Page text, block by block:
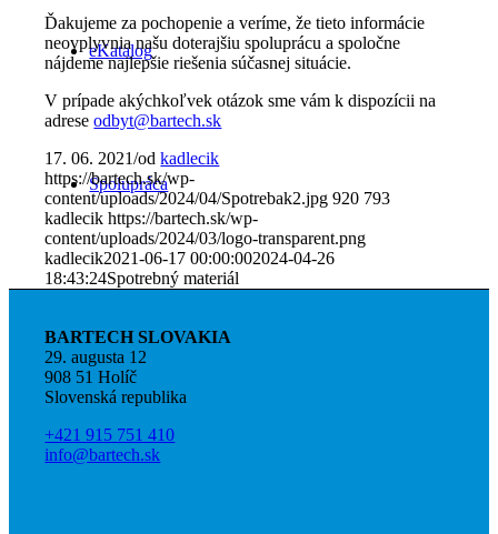
eKatalog
Spolupráca
Ďakujeme za pochopenie a veríme, že tieto informácie
neovplyvnia našu doterajšiu spoluprácu a spoločne
nájdeme najlepšie riešenia súčasnej situácie.
V prípade akýchkoľvek otázok sme vám k dispozícii na
adreseodbyt@bartech.sk
17. 06. 2021/odkadlecik
https://bartech.sk/wp-
content/uploads/2024/04/Spotrebak2.jpg 920 793
kadlecik https://bartech.sk/wp-
content/uploads/2024/03/logo-transparent.png
kadlecik2021-06-17 00:00:002024-04-26
18:43:24Spotrebný materiál
BARTECH SLOVAKIA
29. augusta 12
908 51 Holíč
Slovenská republika
+421 915 751 410
info@bartech.sk